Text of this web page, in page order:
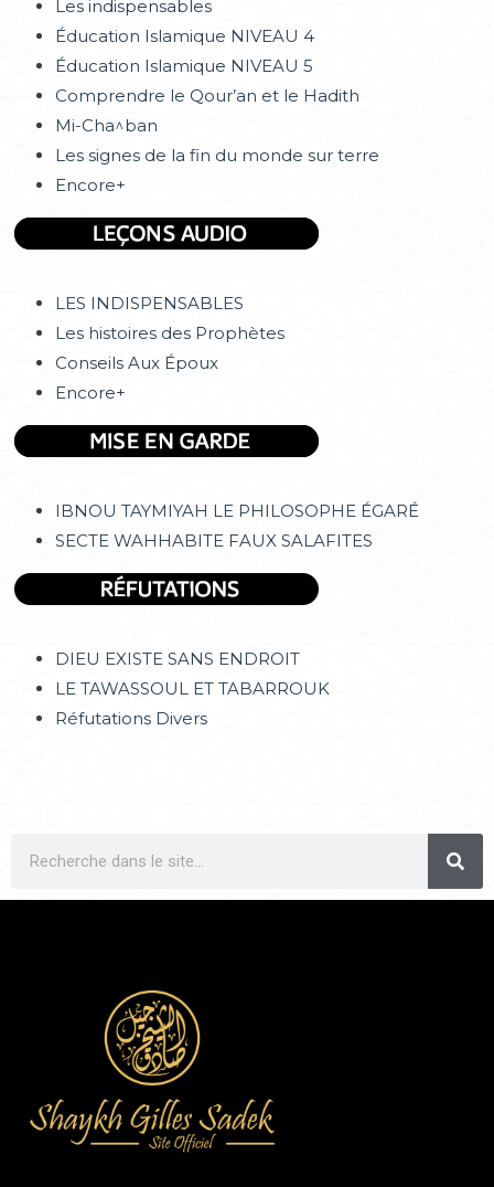
Les indispensables
Éducation Islamique NIVEAU 4
Éducation Islamique NIVEAU 5
Comprendre le Qour’an et le Hadith
Mi-Cha^ban
Les signes de la fin du monde sur terre
Encore+
LES INDISPENSABLES
Les histoires des Prophètes
Conseils Aux Époux
Encore+
IBNOU TAYMIYAH LE PHILOSOPHE ÉGARÉ
SECTE WAHHABITE FAUX SALAFITES
DIEU EXISTE SANS ENDROIT
LE TAWASSOUL ET TABARROUK
Réfutations Divers